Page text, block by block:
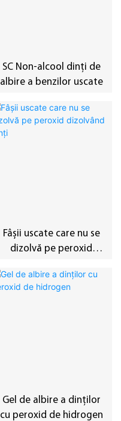
SC Non-alcool dinți de
albire a benzilor uscate
Fâșii uscate care nu se
dizolvă pe peroxid
Gel de albire a dinților
cu peroxid de hidrogen